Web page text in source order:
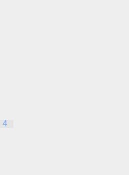
4